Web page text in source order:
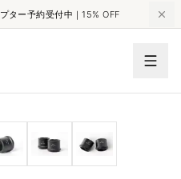
ター予約受付中｜15% OFF
Leica VISO-Canon EOS R RF